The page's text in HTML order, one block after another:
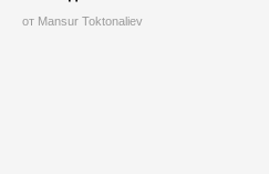
от Mansur Toktonaliev